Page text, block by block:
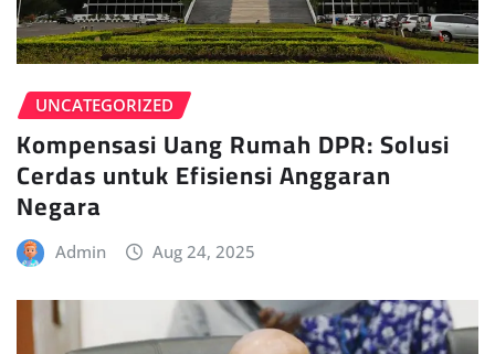
UNCATEGORIZED
Kompensasi Uang Rumah DPR: Solusi
Cerdas untuk Efisiensi Anggaran
Negara
Admin Aug 24, 2025